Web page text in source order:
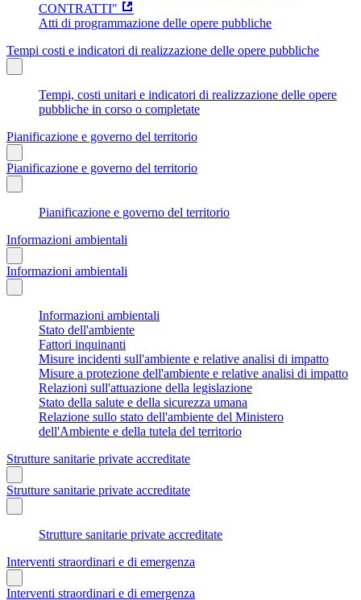
CONTRATTI"
Atti di programmazione delle opere pubbliche
Tempi costi e indicatori di realizzazione delle opere pubbliche
Tempi, costi unitari e indicatori di realizzazione delle opere
pubbliche in corso o completate
Pianificazione e governo del territorio
Pianificazione e governo del territorio
Pianificazione e governo del territorio
Informazioni ambientali
Informazioni ambientali
Informazioni ambientali
Stato dell'ambiente
Fattori inquinanti
Misure incidenti sull'ambiente e relative analisi di impatto
Misure a protezione dell'ambiente e relative analisi di impatto
Relazioni sull'attuazione della legislazione
Stato della salute e della sicurezza umana
Relazione sullo stato dell'ambiente del Ministero
dell'Ambiente e della tutela del territorio
Strutture sanitarie private accreditate
Strutture sanitarie private accreditate
Strutture sanitarie private accreditate
Interventi straordinari e di emergenza
Interventi straordinari e di emergenza